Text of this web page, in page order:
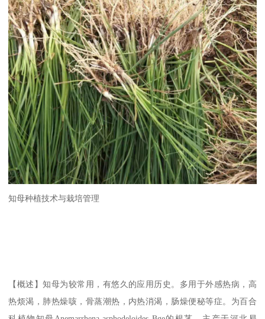
知母种植技术与栽培管理
【概述】知母为较常用，有悠久的应用历史。多用于外感热病，高
热烦渴，肺热燥咳，骨蒸潮热，内热消渴，肠燥便秘等症。为百合